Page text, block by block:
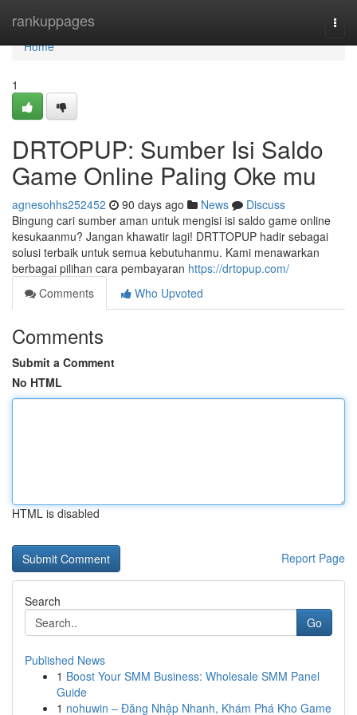
rankuppages
Home
Home
1
DRTOPUP: Sumber Isi Saldo
Game Online Paling Oke mu
agnesohhs252452 90 days ago News
Discuss
Bingung cari sumber aman untuk mengisi isi saldo game online
kesukaanmu? Jangan khawatir lagi! DRTTOPUP hadir sebagai
solusi terbaik untuk semua kebutuhanmu. Kami menawarkan
berbagai pilihan cara pembayaran https://drtopup.com/
Comments
Who Upvoted
Comments
Submit a Comment
No HTML
HTML is disabled
Report Page
Search
Go
Published News
1 Boost Your SMM Business: Wholesale SMM Panel
Guide
1 nohuwin – Đăng Nhập Nhanh, Khám Phá Kho Game